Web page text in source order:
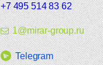
+7 495 514 83 62
1@mirar-group.ru
Telegram